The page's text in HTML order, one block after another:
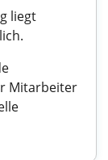
liegt
Mitarbeiter